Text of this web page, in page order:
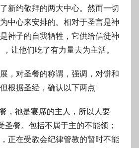
新约敬拜的两大中心。然而一切
中心来安排的。相对于圣言是神
神子的自我牺牲，它供给信徒神
让他们吃了有力量去为主活。
，对圣餐的称谓，强调，对饼和
根据圣经，确认以下两点:
，祂是宴席的主人，所以人要
圣餐。包括不属于主的不能领；
正在受教会纪律管教的暂时不能